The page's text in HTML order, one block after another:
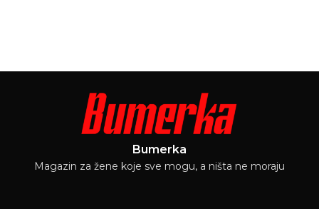
Bumerka
Magazin za žene koje sve mogu, a ništa ne moraju